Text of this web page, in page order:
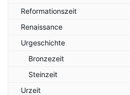
Reformationszeit
Renaissance
Urgeschichte
Bronzezeit
Steinzeit
Urzeit